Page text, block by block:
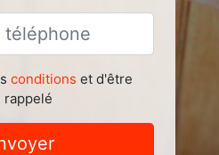
conditions et d'être
rappelé